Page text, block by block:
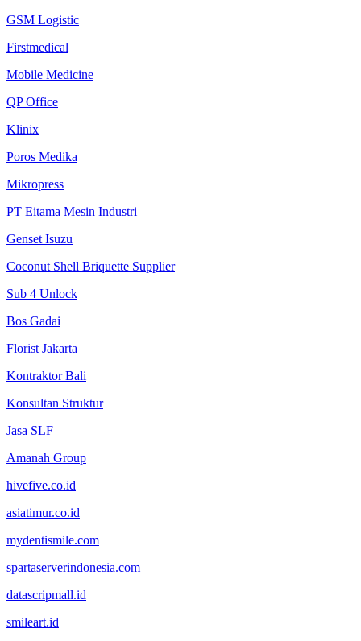
GSM Logistic
Firstmedical
Mobile Medicine
QP Office
Klinix
Poros Medika
Mikropress
PT Eitama Mesin Industri
Genset Isuzu
Coconut Shell Briquette Supplier
Sub 4 Unlock
Bos Gadai
Florist Jakarta
Kontraktor Bali
Konsultan Struktur
Jasa SLF
Amanah Group
hivefive.co.id
asiatimur.co.id
mydentismile.com
spartaserverindonesia.com
datascripmall.id
smileart.id